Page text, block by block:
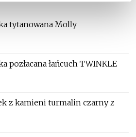
tytanowana Molly
pozłacana łańcuch TWINKLE
z kamieni turmalin czarny z